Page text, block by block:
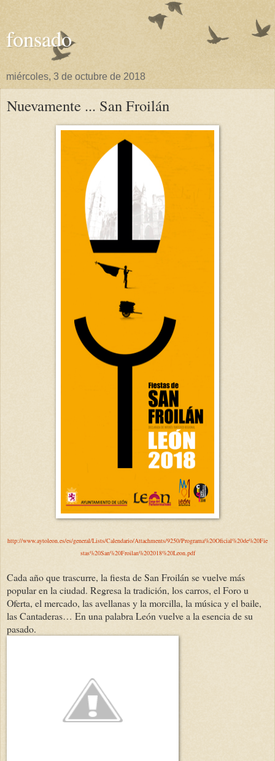
fonsado
miércoles, 3 de octubre de 2018
Nuevamente ... San Froilán
http://www.aytoleon.es/es/general/Lists/Calendario/Attachments/9250/Programa%20Oficial%20de%20Fie
stas%20San%20Froilan%202018%20Leon.pdf
Cada año que trascurre, la fiesta de San Froilán se vuelve más
popular en la ciudad. Regresa la tradición, los carros, el Foro u
Oferta, el mercado, las avellanas y la morcilla, la música y el baile,
las Cantaderas… En una palabra León vuelve a la esencia de su
pasado.